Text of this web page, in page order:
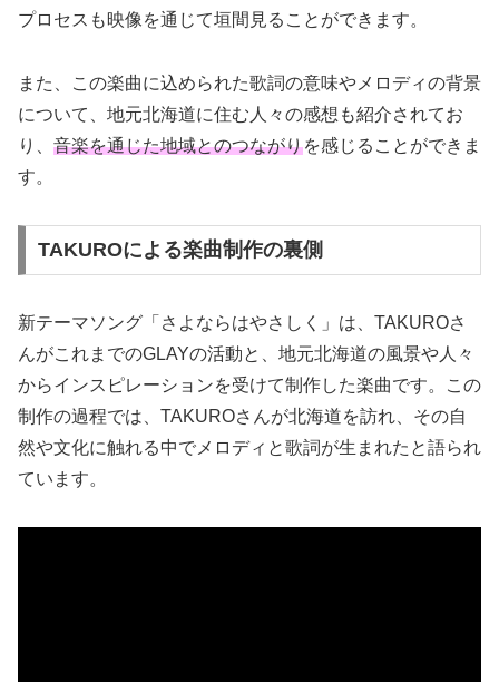
プロセスも映像を通じて垣間見ることができます。
また、この楽曲に込められた歌詞の意味やメロディの背景
について、地元北海道に住む人々の感想も紹介されてお
り、 音楽を通じた地域とのつながりを感じることができま
す。
TAKUROによる楽曲制作の裏側
新テーマソング「さよならはやさしく」は、TAKUROさ
んがこれまでのGLAYの活動と、地元北海道の風景や人々
からインスピレーションを受けて制作した楽曲です。この
制作の過程では、TAKUROさんが北海道を訪れ、その自
然や文化に触れる中でメロディと歌詞が生まれたと語られ
ています。